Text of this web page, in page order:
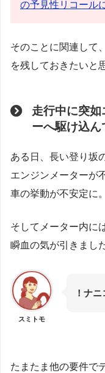
の予見性リコール
そのことに関連して
を残しておきたいと
走行中に突如
ーへ駆け込
ある日、長い登り坂
エンジンメーターが
車の挙動が不安定に。
そしてメーター内に
瞬血の気が引きまし
スミトモ
！ナ
たまたま他の要件で